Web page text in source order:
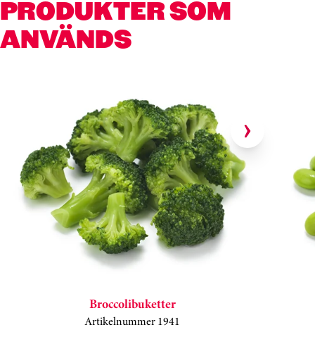
PRODUKTER SOM
ANVÄNDS
Broccolibuketter
Artikelnummer 1941